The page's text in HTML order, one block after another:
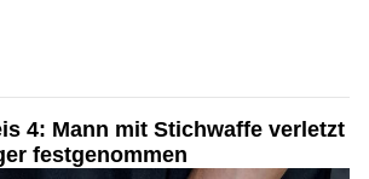
4: Mann mit Stichwaffe verletzt
festgenommen